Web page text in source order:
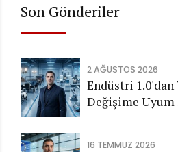
Son Gönderiler
2 AĞUSTOS 2026
Endüstri 1.0'dan
Değişime Uyum
16 TEMMUZ 2026